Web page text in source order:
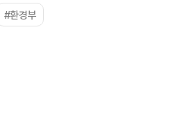
#환경부